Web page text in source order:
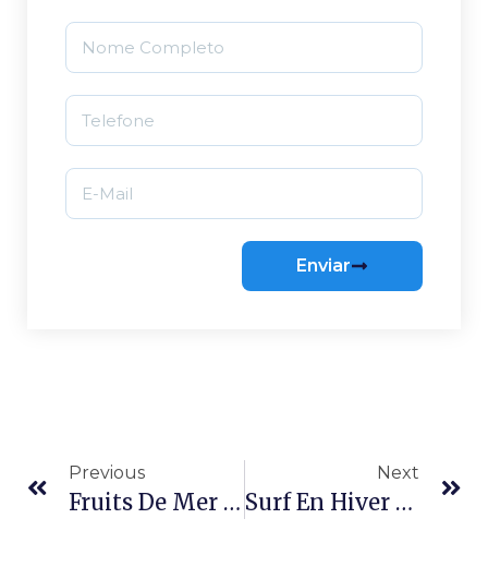
Enviar
Previous
Fruits De Mer À Florianópolis : Le Guide Où Manger Sur L’île
Next
Surf En Hiver À Florianópolis : Le Guide Complet Pour Profiter De La Meilleure Saison De Vagues